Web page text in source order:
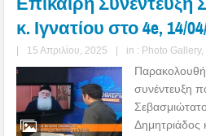
κ. Ιγνατίου στο 4e, 14/
| 15 Απριλίου, 2025 | in : Photo Gallery,
συνέντευξη
Δημητριάδος